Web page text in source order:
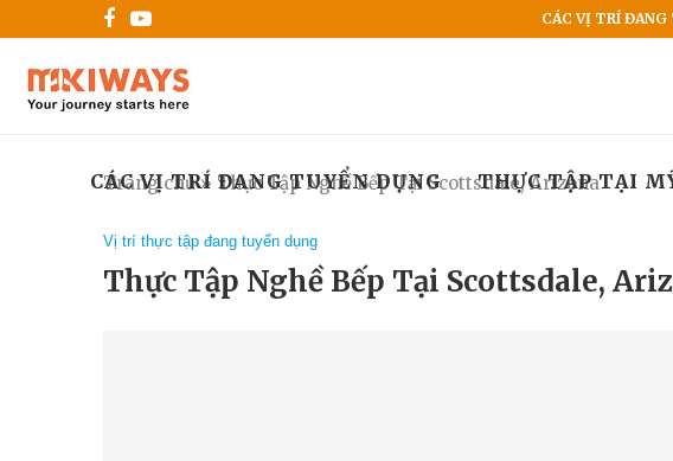
CÁC VỊ TRÍ ĐANG
CÁC VỊ TRÍ ĐANG TUYỂN DỤNG THỰC TẬP TẠI
Trang chủ» Thực Tập Nghề Bếp Tại Scottsdale, Arizona
Vị trí thực tập đang tuyển dụng
Thực Tập Nghề Bếp Tại Scottsdale,